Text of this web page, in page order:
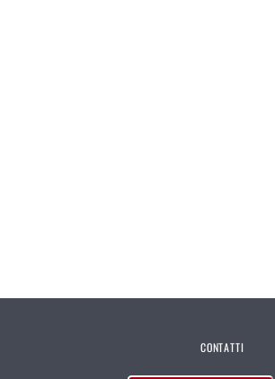
CONTATTI